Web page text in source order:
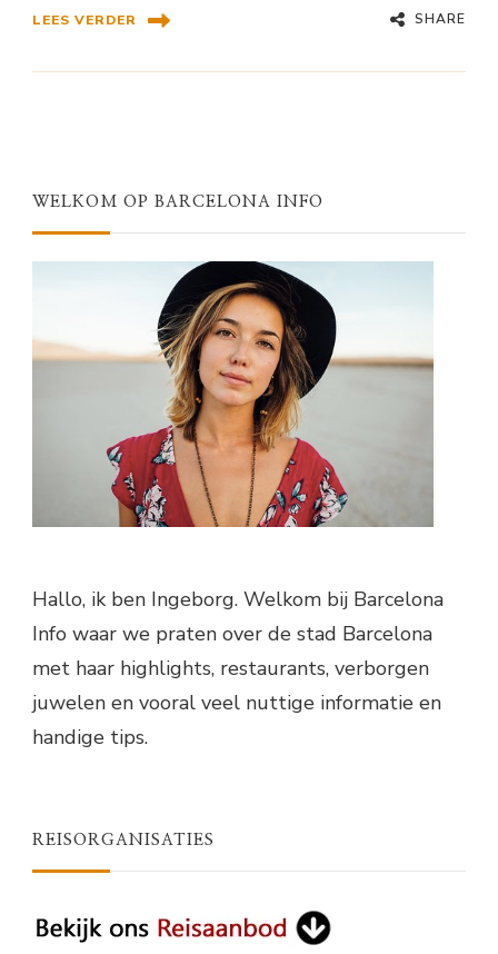
LEES VERDER SHARE
WELKOM OP BARCELONA INFO
Hallo, ik ben Ingeborg. Welkom bij Barcelona
Info waar we praten over de stad Barcelona
met haar highlights, restaurants, verborgen
juwelen en vooral veel nuttige informatie en
handige tips.
REISORGANISATIES